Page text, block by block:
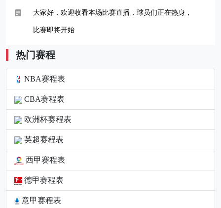
大家好，欢迎收看本场比赛直播，球员们正在热身，
比赛即将开始
热门赛程
NBA赛程表
CBA赛程表
欧洲杯赛程表
英超赛程表
西甲赛程表
德甲赛程表
意甲赛程表